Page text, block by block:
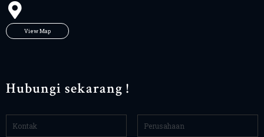
View Map
Hubungi sekarang !